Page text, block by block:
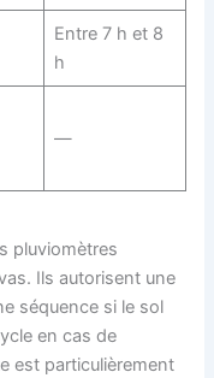
Entre 7 h et 8
h
—
pluviomètres
Ils autorisent une
séquence si le sol
en cas de
est particulièrement